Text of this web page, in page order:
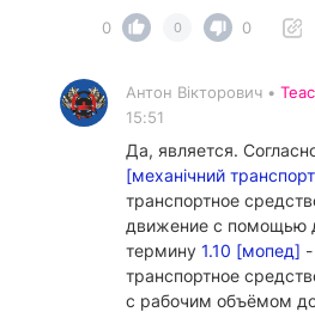
0
0 0
Антон Вікторович •
15:51
Да, является.
[механічний
транспортное
движение с помощью
термину 1.10 [мопед]
транспортное
с рабочим объёмом